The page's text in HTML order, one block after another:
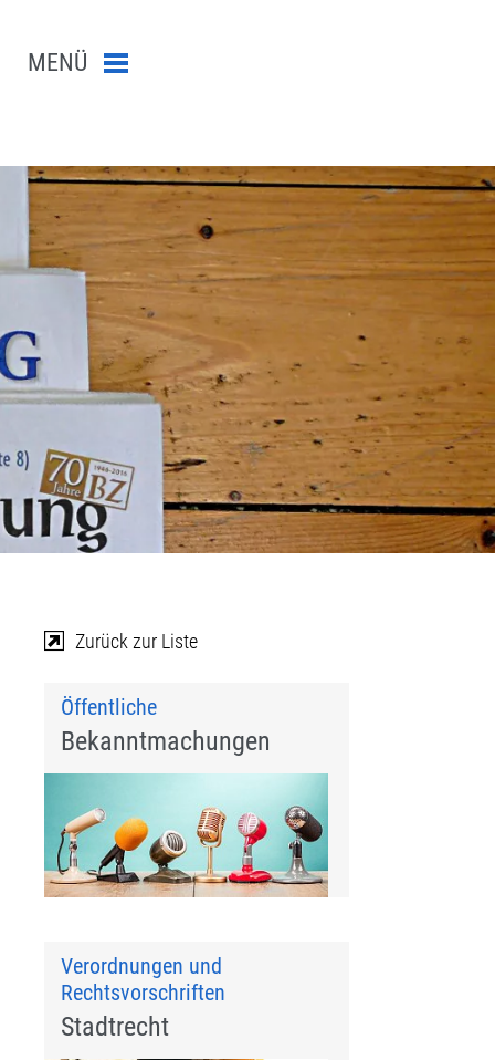
abschicken
MENÜ Menü schließen
Zurück zur Liste
Öffentliche
Bekanntmachungen
Verordnungen und
Rechtsvorschriften
Stadtrecht